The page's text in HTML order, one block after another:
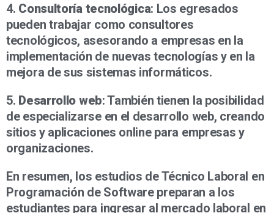
4. Consultoría tecnológica: Los egresados
pueden trabajar como consultores
tecnológicos, asesorando a empresas en la
implementación de nuevas tecnologías y en la
mejora de sus sistemas informáticos.
5. Desarrollo web: También tienen la posibilidad
de especializarse en el desarrollo web, creando
sitios y aplicaciones online para empresas y
organizaciones.
En resumen, los estudios de Técnico Laboral en
Programación de Software preparan a los
estudiantes para ingresar al mercado laboral en